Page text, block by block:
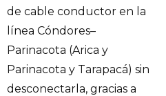
de cable conductor en la
línea Cóndores–
Parinacota (Arica y
Parinacota y Tarapacá) sin
desconectarla, gracias a